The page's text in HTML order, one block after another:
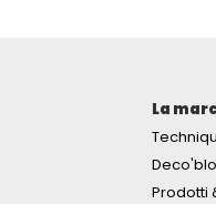
La
Prodotti